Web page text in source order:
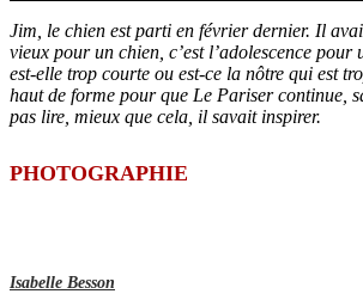
Jim, le chien est parti en février dernier. Il
vieux pour un chien, c’est l’adolescence pour
est-elle trop courte ou est-ce la nôtre qui est
haut de forme pour que Le Pariser continue,
pas lire, mieux que cela, il savait inspirer.
PHOTOGRAPHIE
Isabelle Besson